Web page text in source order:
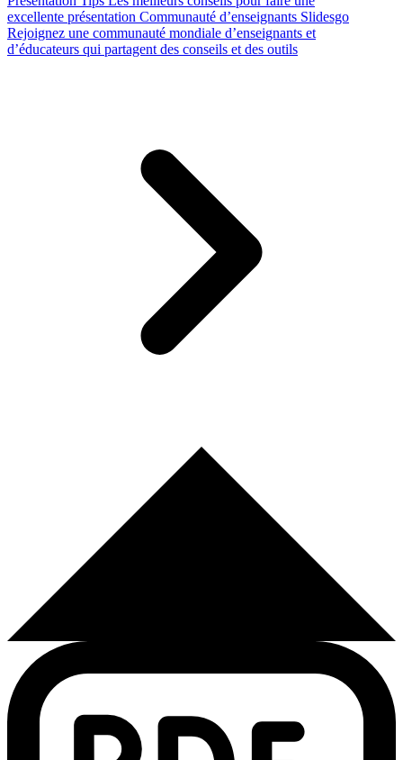
excellente présentation Communauté d’enseignants Slidesgo
Rejoignez une communauté mondiale d’enseignants et
d’éducateurs qui partagent des conseils et des outils